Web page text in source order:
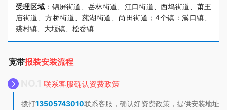
受理区域 ：锦屏街道、岳林街道、江口街道、西坞街道、萧王
庙街道、方桥街道、莼湖街道、尚田街道；4个镇：溪口镇、
裘村镇、大堰镇、松岙镇
宽带报装安装流程
联系客服确认资费政策
拨打13505743010联系客服，确认好资费政策，提供安装地址